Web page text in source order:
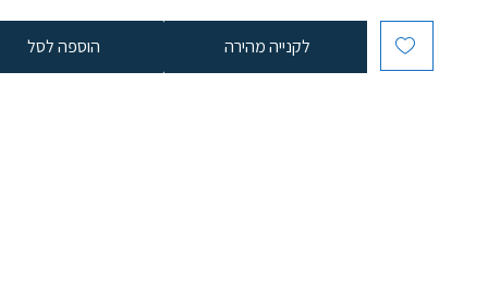
הוספה לסל לקנייה מהירה